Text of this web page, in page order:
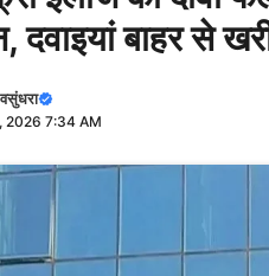
दवाइयां बाहर से
2026 7:34 AM